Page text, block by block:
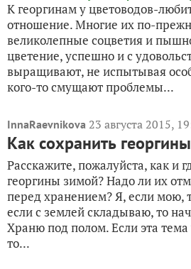
К георгинам у цветоводов-
отношение. Многие их по-
великолепные соцветия и
цветение, успешно и с
выращивают, не испытывая
кого-то смущают проблемы...
InnaRaevnikova 23 августа 2015,
Как сохранить
Расскажите, пожалуйста, как и
георгины зимой? Надо ли их
перед хранением? Я, если мою,
если с землей складываю, то
Храню под полом. Если эта
то...